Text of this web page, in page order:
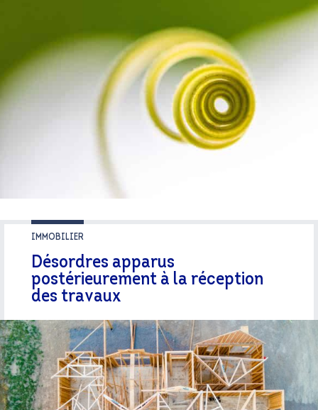
IMMOBILIER
Désordres apparus
postérieurement à la réception
des travaux